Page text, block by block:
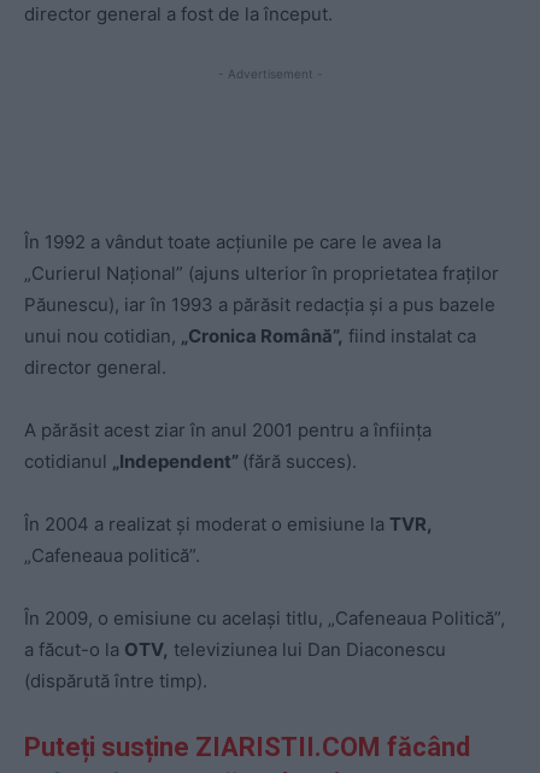
director general a fost de la început.
- Advertisement -
În 1992 a vândut toate acţiunile pe care le avea la
„Curierul Naţional” (ajuns ulterior în proprietatea fraților
Păunescu), iar în 1993 a părăsit redacția şi a pus bazele
unui nou cotidian, „Cronica Română”, fiind instalat ca
director general.
A părăsit acest ziar în anul 2001 pentru a înființa
cotidianul „Independent” (fără succes).
În 2004 a realizat şi moderat o emisiune la TVR,
„Cafeneaua politică”.
În 2009, o emisiune cu acelaşi titlu, „Cafeneaua Politică”,
a făcut-o la OTV, televiziunea lui Dan Diaconescu
(dispărută între timp).
Puteți susține ZIARISTII.COM făcând